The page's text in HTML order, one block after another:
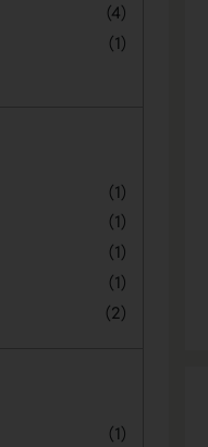
(4)
(1)
(1)
(1)
(1)
(1)
(2)
(1)